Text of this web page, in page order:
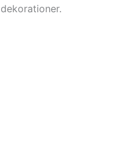
dekorationer.